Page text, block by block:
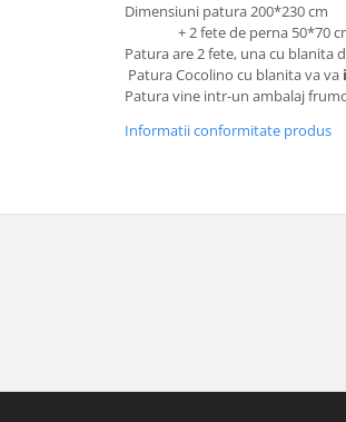
Dimensiuni patura 200*230 cm
+ 2 fete de perna 50*70
Patura are 2 fete, una cu blanita
Patura Cocolino cu blanita va va
Patura vine intr-un ambalaj
Informatii conformitate produs